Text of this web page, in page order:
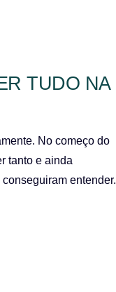
TUDO NA
No começo do
tanto e ainda
entender.